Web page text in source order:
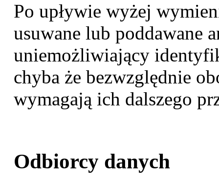
Po upływie wyżej
usuwane lub poddawane
uniemożliwiający
chyba że bezwzględnie
wymagają ich dalszego
Odbiorcy danych